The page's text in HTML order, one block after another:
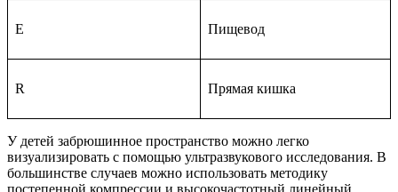
E Пищевод
R Прямая кишка
У детей забрюшинное пространство можно легко
визуализировать с помощью ультразвукового исследования. В
большинстве случаев можно использовать методику